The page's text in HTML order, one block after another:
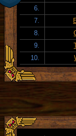
6.
7.
8.
9.
10.